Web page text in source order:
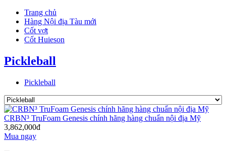
Trang chủ
Hàng Nội địa Tàu mới
Cốt vợt
Cốt Huieson
Pickleball
Pickleball
CRBN³ TruFoam Genesis chính hãng hàng chuẩn nội địa Mỹ
3,862,000đ
Mua ngay